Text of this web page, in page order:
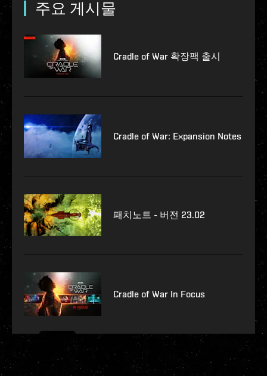
주요 게시물
Cradle of War 확장팩 출시
Cradle of War: Expansion Notes
패치노트 - 버전 23.02
Cradle of War In Focus